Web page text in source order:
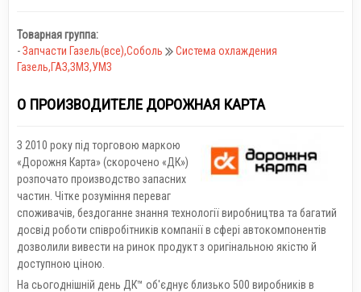
Товарная группа:
-Запчасти Газель(все),Соболь
Система охлаждения
Газель,ГАЗ,ЗМЗ,УМЗ
О ПРОИЗВОДИТЕЛЕ ДОРОЖНАЯ КАРТА
З 2010 року під торговою маркою
«Дорожня Карта» (скорочено «ДК»)
розпочато производство запасних
частин. Чітке розуміння переваг
споживачів, бездоганне знання технології виробництва та багатий
досвід роботи співробітників компанії в сфері автокомпонентів
дозволили вивести на ринок продукт з оригінальною якістю й
доступною ціною.
На сьогоднішній день ДК™ об'єднує близько 500 виробників в